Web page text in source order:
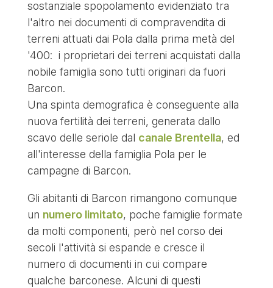
sostanziale spopolamento evidenziato tra
l'altro nei documenti di compravendita di
terreni attuati dai Pola dalla prima metà del
'400: i proprietari dei terreni acquistati dalla
nobile famiglia sono tutti originari da fuori
Barcon.
Una spinta demografica è conseguente alla
nuova fertilità dei terreni, generata dallo
scavo delle seriole dal canale Brentella, ed
all'interesse della famiglia Pola per le
campagne di Barcon.
Gli abitanti di Barcon rimangono comunque
un numero limitato, poche famiglie formate
da molti componenti, però nel corso dei
secoli l'attività si espande e cresce il
numero di documenti in cui compare
qualche barconese. Alcuni di questi